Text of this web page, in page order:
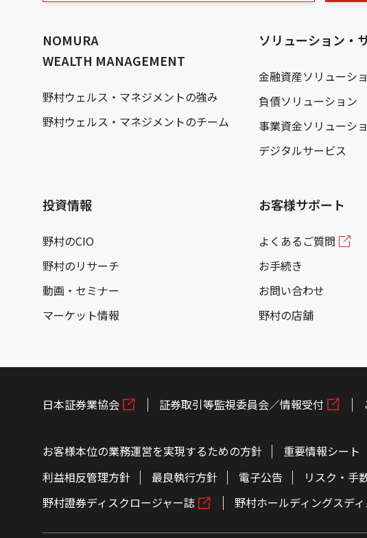
NOMURA
WEALTH MANAGEMENT
野村ウェルス・マネジメントの強み
野村ウェルス・マネジメントのチーム
ソリューション・
金融資産ソリューシ
負債ソリューション
事業資金ソリューシ
デジタルサービス
投資情報
野村のCIO
野村のリサーチ
動画・セミナー
マーケット情報
お客様サポート
よくあるご質問
お手続き
お問い合わせ
野村の店舗
日本証券業協会 証券取引等監視委員会／情報受付
お客様本位の業務運営を実現するための方針 重要情報シート
利益相反管理方針
最良執行方針 電子公告 リスク・手
野村證券ディスクロージャー誌
野村ホールディングスデ